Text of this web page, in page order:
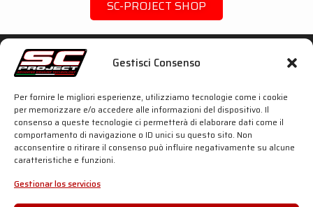
Gestisci Consenso
Per fornire le migliori esperienze, utilizziamo tecnologie come i cookie
per memorizzare e/o accedere alle informazioni del dispositivo. Il
consenso a queste tecnologie ci permetterà di elaborare dati come il
comportamento di navigazione o ID unici su questo sito. Non
acconsentire o ritirare il consenso può influire negativamente su alcune
caratteristiche e funzioni.
Gestionar los servicios
SC-PROJECT SHOP
SC Project World
Silenciadores
Empresa
Motorsport